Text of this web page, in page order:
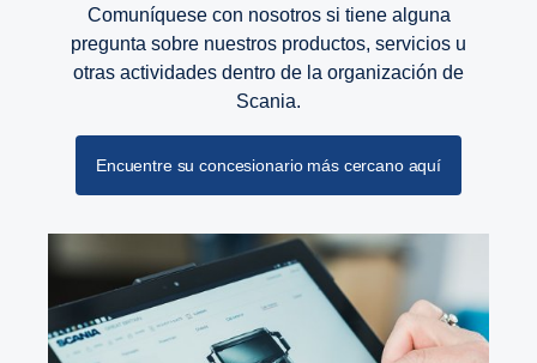
Comuníquese con nosotros si tiene alguna
pregunta sobre nuestros productos, servicios u
otras actividades dentro de la organización de
Scania.
Encuentre su concesionario más cercano aquí